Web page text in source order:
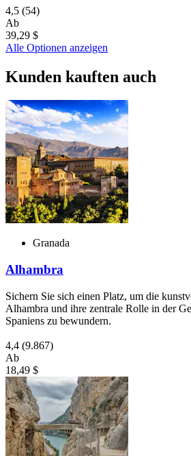
4,5 (54)
Ab
39,29 $
Alle Optionen anzeigen
Kunden kauften auch
Granada
Alhambra
Sichern Sie sich einen Platz, um die
Alhambra und ihre zentrale Rolle in der
Spaniens zu bewundern.
4,4 (9.867)
Ab
18,49 $